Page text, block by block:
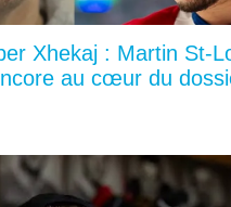
Xhekaj : Martin St-
au cœur du